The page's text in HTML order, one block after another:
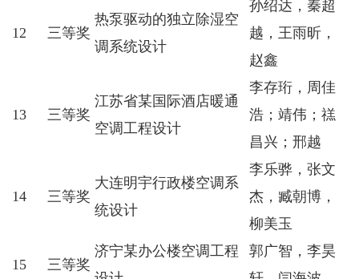
12 三等奖
热泵驱动的独立除湿空
调系统设计
孙绍达，秦超
越，王雨昕，
赵鑫
13 三等奖
江苏省某国际酒店暖通
空调工程设计
李存珩，周佳
浩；靖伟；禚
昌兴；邢越
14 三等奖
大连明宇行政楼空调系
统设计
李乐骅，张文
杰，臧朝博，
柳美玉
15 三等奖
济宁某办公楼空调工程
郭广智，李昊